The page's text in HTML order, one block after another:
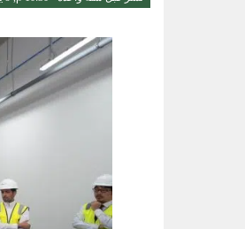
14 ألف زيارة ميدانية لتعزيز السلامة والالتزام بكود البناء في الأحساء
أمير
رسميا..
عقب